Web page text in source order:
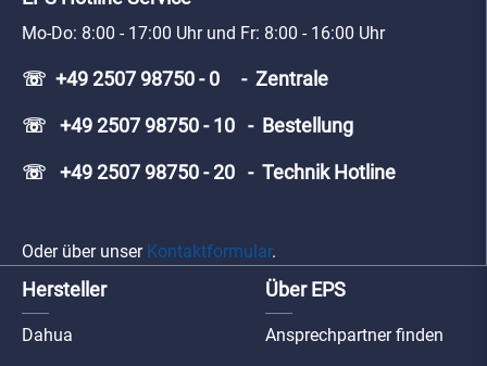
Mo-Do: 8:00 - 17:00 Uhr und Fr: 8:00 - 16:00 Uhr
☏ +49 2507 98750 - 0 - Zentrale
☏ +49 2507 98750 - 10 - Bestellung
☏ +49 2507 98750 - 20 - Technik Hotline
Oder über unser Kontaktformular.
Hersteller
Dahua
Über EPS
Ansprechpartner finden